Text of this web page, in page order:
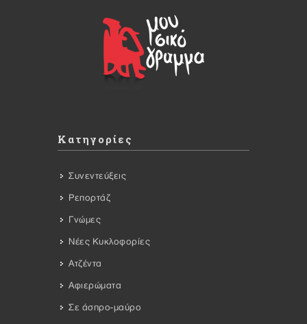
Κατηγορίες
Συνεντεύξεις
Ρεπορτάζ
Γνώμες
Νέες Κυκλοφορίες
Ατζέντα
Αφιερώματα
Σε άσπρο-μαύρο